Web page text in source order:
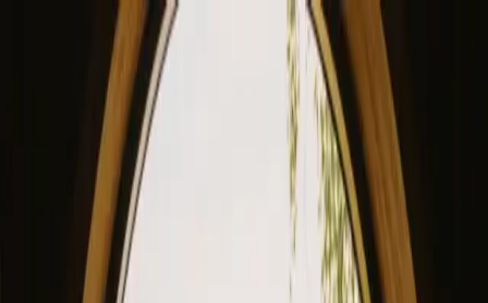
View our site in English? Click here